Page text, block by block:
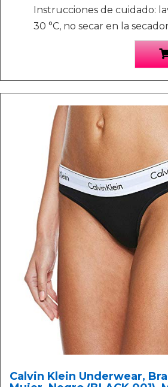
Instrucciones de cuidado:
30 °C, no secar en la
Calvin Klein Underwear,